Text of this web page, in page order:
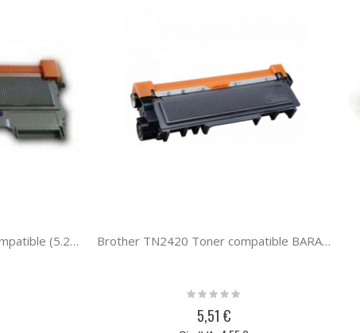
Brother TN2220XL toner compatible (5.2K) Brother TN2420 Toner compatible BARATO (3K)
Rating:
5,51 €